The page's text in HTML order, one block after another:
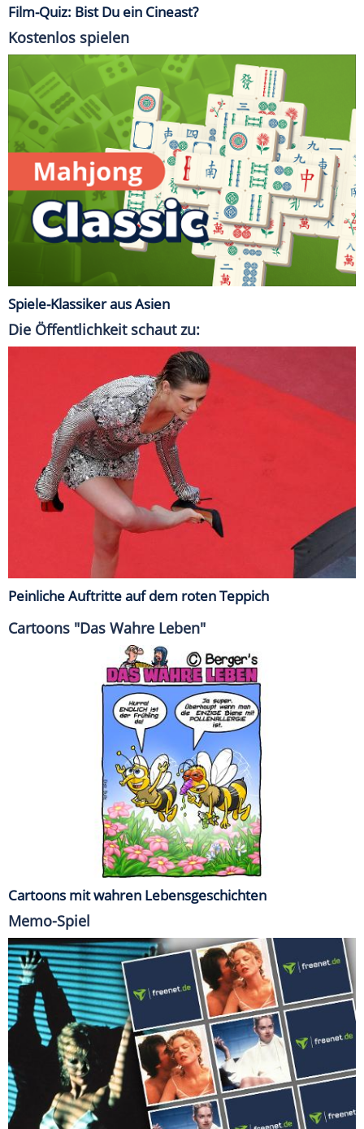
Film-Quiz: Bist Du ein Cineast?
Kostenlos spielen
Spiele-Klassiker aus Asien
Die Öffentlichkeit schaut zu:
Peinliche Auftritte auf dem roten Teppich
Cartoons "Das Wahre Leben"
Cartoons mit wahren Lebensgeschichten
Memo-Spiel